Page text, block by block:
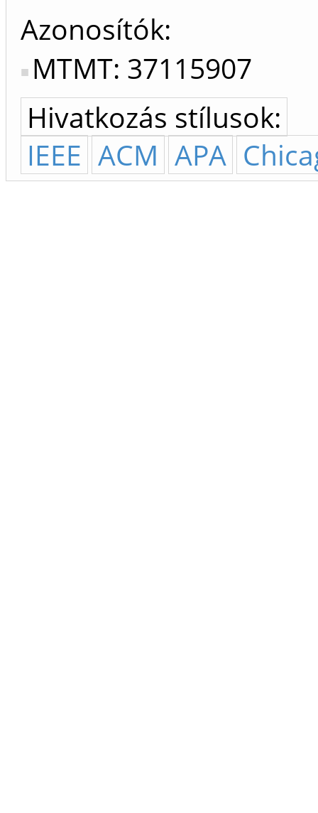
Azonosítók
MTMT: 37115907
Hivatkozás stílusok:
IEEE ACM APA